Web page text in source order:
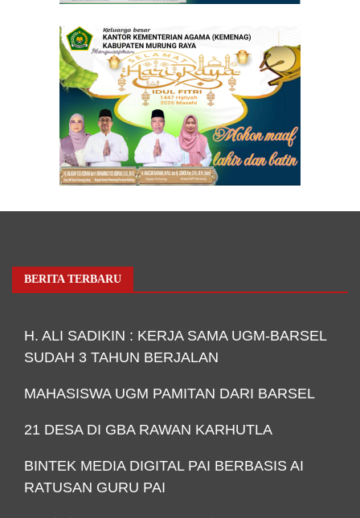
BERITA TERBARU
H. ALI SADIKIN : KERJA SAMA UGM-BARSEL
SUDAH 3 TAHUN BERJALAN
MAHASISWA UGM PAMITAN DARI BARSEL
21 DESA DI GBA RAWAN KARHUTLA
BINTEK MEDIA DIGITAL PAI BERBASIS AI
RATUSAN GURU PAI